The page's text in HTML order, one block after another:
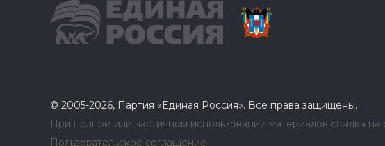
© 2005-2026, Партия «Единая Россия». Все права защищены.
При полном или частичном использовании материалов ссылка на
Пользовательское соглашение